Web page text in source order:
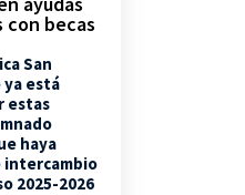
becas
San
está
estas
haya
intercambio
2025-2026